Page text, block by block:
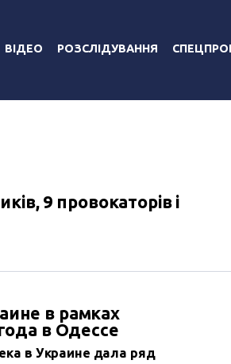
ВІДЕО РОЗСЛІДУВАННЯ
9 провокаторів і
в рамках
в Одессе
в Украине дала ряд